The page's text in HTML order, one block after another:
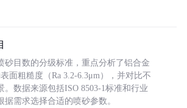
砂目数的分级标准，重点分析了铝合金
面粗糙度（Ra 3.2-6.3μm），并对比不
。数据来源包括ISO 8503-1标准和行业
据需求选择合适的喷砂参数。